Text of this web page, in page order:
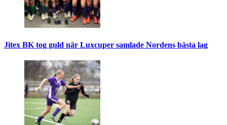
Jitex BK tog guld när Luxcuper samlade Nordens bästa lag